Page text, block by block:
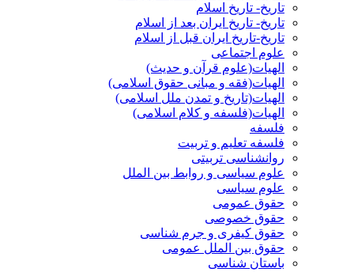
تاریخ- تاریخ اسلام
تاریخ- تاریخ ایران بعد از اسلام
تاریخ-تاریخ ایران قبل از اسلام
علوم اجتماعی
الهیات(علوم قرآن و حدیث)
الهیات(فقه و مبانی حقوق اسلامی)
الهیات(تاریخ و تمدن ملل اسلامی)
الهیات(فلسفه و کلام اسلامی)
فلسفه
فلسفه تعلیم و تربیت
روانشناسی تربیتی
علوم سیاسی و روابط بین الملل
علوم سیاسی
حقوق عمومی
حقوق خصوصی
حقوق کیفری و جرم شناسی
حقوق بین الملل عمومی
باستان شناسی